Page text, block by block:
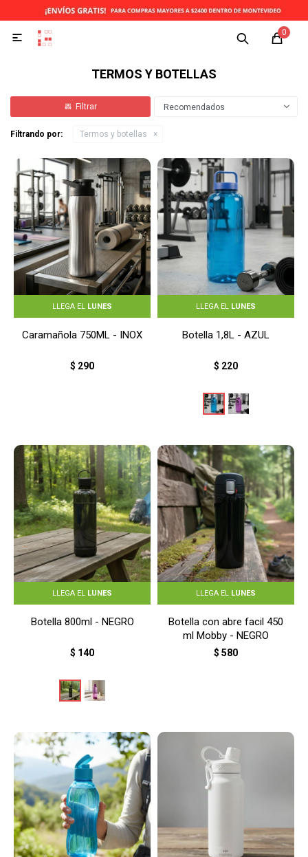
0

TERMOS Y BOTELLAS
Recomendados
Filtrando por: Termos y botellas
LLEGA EL LUNES
Caramañola 750ML - INOX
$ 290
LLEGA EL LUNES
Botella 1,8L - AZUL
$ 220
LLEGA EL LUNES
Botella 800ml - NEGRO
$ 140
LLEGA EL LUNES
Botella con abre facil 450
ml Mobby - NEGRO
$ 580